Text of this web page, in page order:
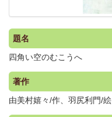
題名
四角い空のむこうへ
著作
由美村嬉々/作、羽尻利門/絵